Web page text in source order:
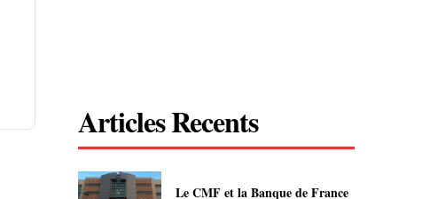
Articles Recents
Le CMF et la Banque de France